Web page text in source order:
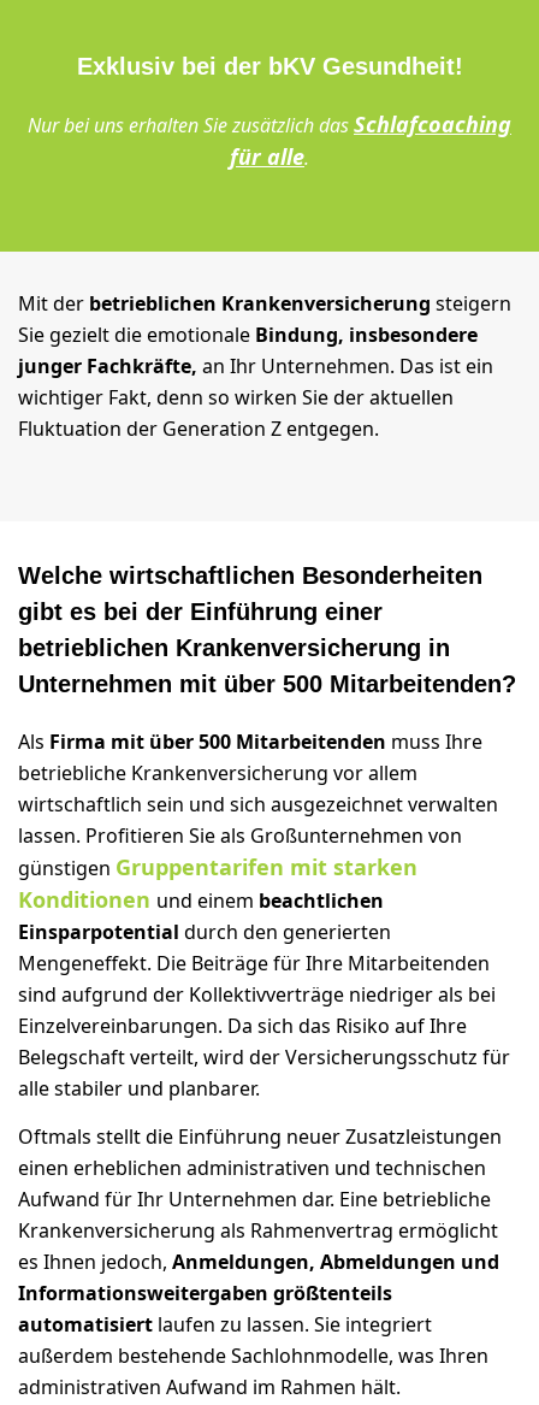
Exklusiv bei der bKV Gesundheit!
Nur bei uns erhalten Sie zusätzlich dasSchlafcoaching
für alle.
Mit der betrieblichen Krankenversicherung steigern
Sie gezielt die emotionale Bindung, insbesondere
junger Fachkräfte, an Ihr Unternehmen. Das ist ein
wichtiger Fakt, denn so wirken Sie der aktuellen
Fluktuation der Generation Z entgegen.
Welche wirtschaftlichen Besonderheiten
gibt es bei der Einführung einer
betrieblichen Krankenversicherung in
Unternehmen mit über 500 Mitarbeitenden?
Als Firma mit über 500 Mitarbeitenden muss Ihre
betriebliche Krankenversicherung vor allem
wirtschaftlich sein und sich ausgezeichnet verwalten
lassen. Profitieren Sie als Großunternehmen von
günstigen Gruppentarifen mit starken
Konditionen und einem beachtlichen
Einsparpotential durch den generierten
Mengeneffekt. Die Beiträge für Ihre Mitarbeitenden
sind aufgrund der Kollektivverträge niedriger als bei
Einzelvereinbarungen. Da sich das Risiko auf Ihre
Belegschaft verteilt, wird der Versicherungsschutz für
alle stabiler und planbarer.
Oftmals stellt die Einführung neuer Zusatzleistungen
einen erheblichen administrativen und technischen
Aufwand für Ihr Unternehmen dar. Eine betriebliche
Krankenversicherung als Rahmenvertrag ermöglicht
es Ihnen jedoch, Anmeldungen, Abmeldungen und
Informationsweitergaben größtenteils
automatisiert laufen zu lassen. Sie integriert
außerdem bestehende Sachlohnmodelle, was Ihren
administrativen Aufwand im Rahmen hält.